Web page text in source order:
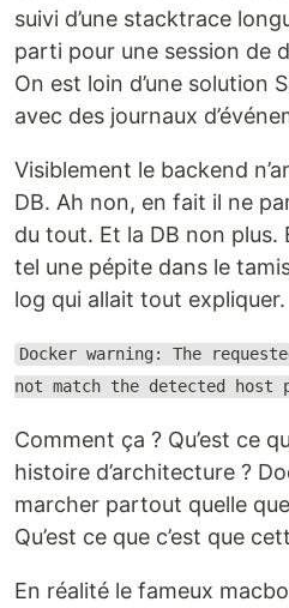
suivi d’une stacktrace
parti pour une session de
On est loin d’une solution
avec des journaux
Visiblement le backend
DB. Ah non, en fait il ne
du tout. Et la DB non plus.
tel une pépite dans le
log qui allait tout expliquer.
Docker warning: The
not match the detected host
Comment ça ? Qu’est ce
histoire d’architecture ?
marcher partout quelle
Qu’est ce que c’est que
En réalité le fameux